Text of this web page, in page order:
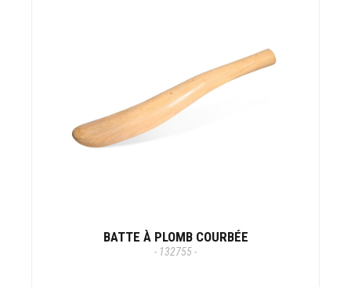
BATTE À PLOMB COURBÉE
- 132755 -